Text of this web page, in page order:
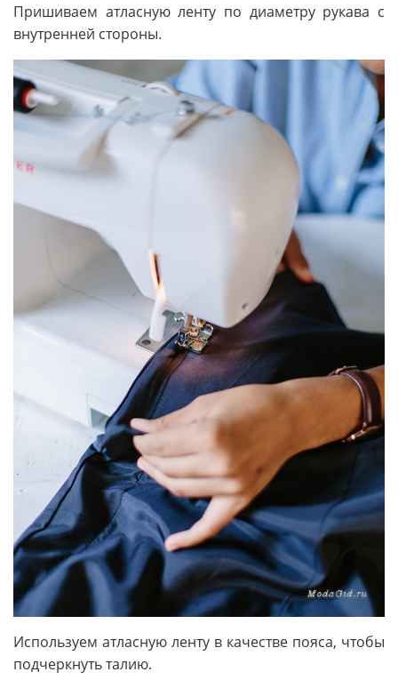
Пришиваем атласную ленту по диаметру рукава с
внутренней стороны.
Используем атласную ленту в качестве пояса, чтобы
подчеркнуть талию.